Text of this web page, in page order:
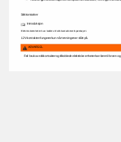
Elektriske enheter kan kobles til stikkontaktene i kjøretøyet.
ADVARSEL
Stikkontakter
Feil bruk av stikkontakter og tilkoblede elektriske enheter kan føre til brann og
Introduksjon
12 V-kontakten fungerer kun når tenningen er slått på.